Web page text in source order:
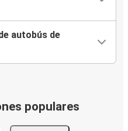
autobús de
populares